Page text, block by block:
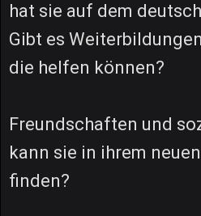
hat sie auf dem
Gibt es
die helfen können?
Freundschaften und
kann sie in ihrem
finden?